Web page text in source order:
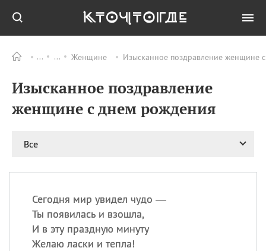
Женщине Изысканное поздравление женщине
Изысканное поздравление
женщине с днем рождения
Все
Сегодня мир увидел чудо —
Ты появилась и взошла,
И в эту праздную минуту
Желаю ласки и тепла!
ПРАЗДНИКИ Все
09.08 День памяти жертв
атомной
бомбардировки
день
рисового пудинга
09.08